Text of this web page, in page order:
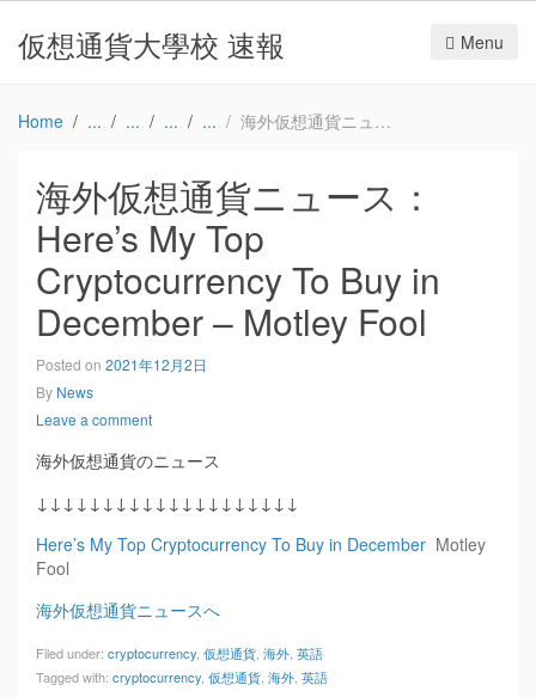
仮想通貨大學校 速報 Menu
Home 海外仮想通貨ニュース：Here’s My Top Cryptocurrency To Buy in December – Motley Fool
海外仮想通貨ニュース：
Here’s My Top
Cryptocurrency To Buy in
December – Motley Fool
Posted on 2021年12月2日
By News
Leave a comment
海外仮想通貨のニュース
↓↓↓↓↓↓↓↓↓↓↓↓↓↓↓↓↓↓↓↓
Here’s My Top Cryptocurrency To Buy in December Motley
Fool
海外仮想通貨ニュースへ
Filed under: cryptocurrency 仮想通貨 海外 英語
Tagged with: cryptocurrency 仮想通貨 海外 英語